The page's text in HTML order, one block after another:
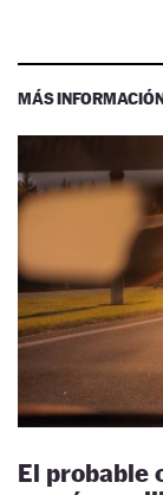
MÁS
El probable